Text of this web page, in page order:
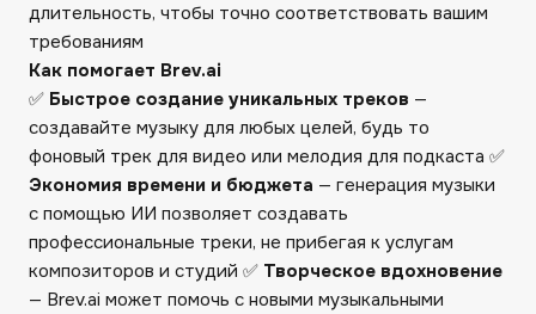
длительность, чтобы точно соответствовать вашим
требованиям
Как помогает Brev.ai
✅ Быстрое создание уникальных треков —
создавайте музыку для любых целей, будь то
фоновый трек для видео или мелодия для подкаста ✅
Экономия времени и бюджета — генерация музыки
с помощью ИИ позволяет создавать
профессиональные треки, не прибегая к услугам
композиторов и студий ✅ Творческое вдохновение
— Brev.ai может помочь с новыми музыкальными